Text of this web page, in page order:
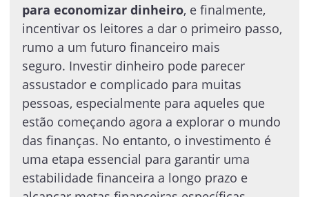
para economizar dinheiro, e finalmente,
incentivar os leitores a dar o primeiro passo,
rumo a um futuro financeiro mais
seguro. Investir dinheiro pode parecer
assustador e complicado para muitas
pessoas, especialmente para aqueles que
estão começando agora a explorar o mundo
das finanças. No entanto, o investimento é
uma etapa essencial para garantir uma
estabilidade financeira a longo prazo e